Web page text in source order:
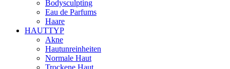
Bodysculpting
Eau de Parfums
Haare
HAUTTYP
Akne
Hautunreinheiten
Normale Haut
Trockene Haut